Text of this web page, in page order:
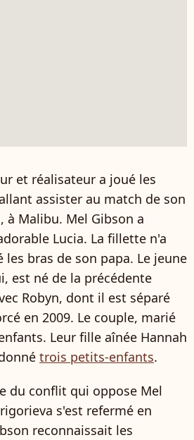
et réalisateur a joué les
assister au match de son
à Malibu. Mel Gibson a
Lucia. La fillette n'a
bras de son papa. Le jeune
est né de la précédente
Robyn, dont il est séparé
en 2009. Le couple, marié
Leur fille aînée Hannah
trois petits-enfants.
du conflit qui oppose Mel
s'est refermé en
reconnaissait les